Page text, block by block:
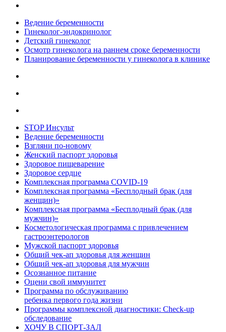
Ведение беременности
Гинеколог-эндокринолог
Детский гинеколог
Осмотр гинеколога на раннем сроке беременности
Планирование беременности у гинеколога в клинике
STOP Инсульт
Ведение беременности
Взгляни по-новому
Женский паспорт здоровья
Здоровое пищеварение
Здоровое сердце
Комплексная программа COVID-19
Комплексная программа «Бесплодный брак (для
женщин)»
Комплексная программа «Бесплодный брак (для
мужчин)»
Косметологическая программа с привлечением
гастроэнтерологов
Мужской паспорт здоровья
Общий чек-ап здоровья для женщин
Общий чек-ап здоровья для мужчин
Осознанное питание
Оцени свой иммунитет
Программа по обслуживанию
ребенка первого года жизни
Программы комплексной диагностики: Check-up
обследование
ХОЧУ В CПОРТ-ЗАЛ